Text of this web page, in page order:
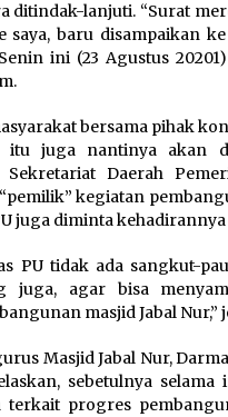
ditindak-lanjuti. “Surat
saya, baru disampaikan
ini (23 Agustus
bersama pihak
itu juga nantinya akan
Daerah
kegiatan
juga diminta kehadirannya
PU tidak ada sangkut-
juga, agar bisa
masjid Jabal Nur,”
Masjid Jabal Nur,
sebetulnya selama
terkait progres